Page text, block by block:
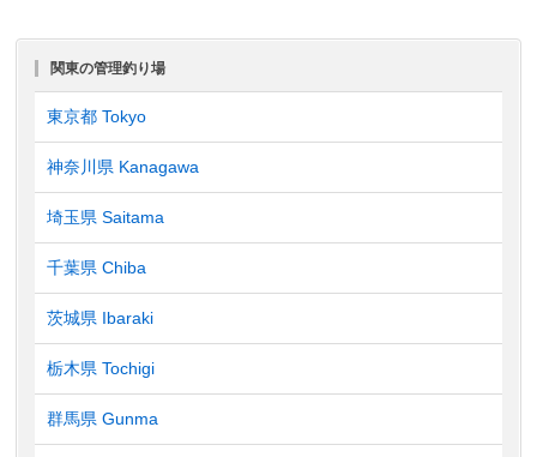
関東の管理釣り場
東京都 Tokyo
神奈川県 Kanagawa
埼玉県 Saitama
千葉県 Chiba
茨城県 Ibaraki
栃木県 Tochigi
群馬県 Gunma